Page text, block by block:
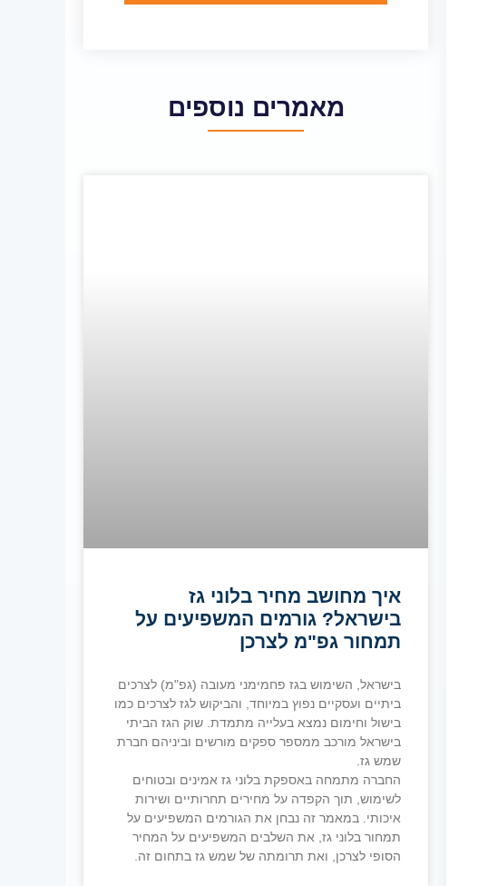
מאמרים נוספים
איך מחושב מחיר בלוני גז
בישראל? גורמים המשפיעים על
תמחור גפ"מ לצרכן
בישראל, השימוש בגז פחמימני מעובה (גפ"מ) לצרכים
ביתיים ועסקיים נפוץ במיוחד, והביקוש לגז לצרכים כמו
בישול וחימום נמצא בעלייה מתמדת. שוק הגז הביתי
בישראל מורכב ממספר ספקים מורשים וביניהם חברת
שמש גז.
החברה מתמחה באספקת בלוני גז אמינים ובטוחים
לשימוש, תוך הקפדה על מחירים תחרותיים ושירות
איכותי. במאמר זה נבחן את הגורמים המשפיעים על
תמחור בלוני גז, את השלבים המשפיעים על המחיר
הסופי לצרכן, ואת תרומתה של שמש גז בתחום זה.